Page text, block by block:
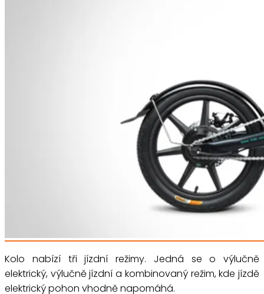
Kolo nabízí tři jízdní režimy. Jedná se o výlučně
elektrický, výlučně jízdní a kombinovaný režim, kde jízdě
elektrický pohon vhodně napomáhá.